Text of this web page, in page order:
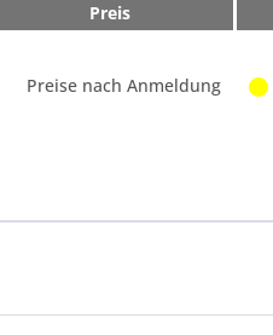
Preis
Preise nach Anmeldung